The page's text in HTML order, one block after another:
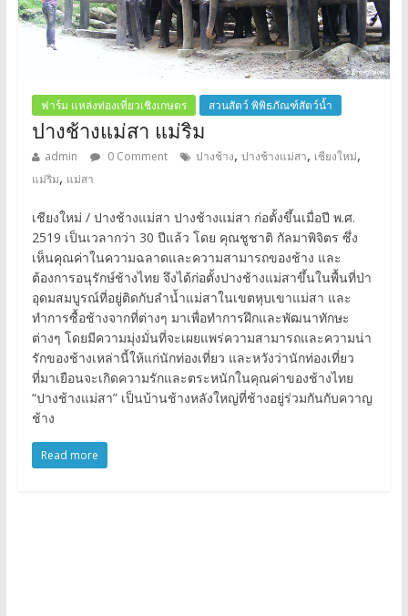
ฟาร์ม แหล่งท่องเที่ยวเชิงเกษตร สวนสัตว์ พิพิธภัณฑ์สัตว์น้ำ
ปางช้างแม่สา แม่ริม
admin 0 Comment ปางช้าง, ปางช้างแม่สา, เชียงใหม่,
แม่ริม, แม่สา
เชียงใหม่ / ปางช้างแม่สา ปางช้างแม่สา ก่อตั้งขึ้นเมื่อปี พ.ศ.
2519 เป็นเวลากว่า 30 ปีแล้ว โดย คุณชูชาติ กัลมาพิจิตร ซึ่ง
เห็นคุณค่าในความฉลาดและความสามารถของช้าง และ
ต้องการอนุรักษ์ช้างไทย จึงได้ก่อตั้งปางช้างแม่สาขึ้นในพื้นที่ป่า
อุดมสมบูรณ์ที่อยู่ติดกับลำน้ำแม่สาในเขตหุบเขาแม่สา และ
ทำการซื้อช้างจากที่ต่างๆ มาเพื่อทำการฝึกและพัฒนาทักษะ
ต่างๆ โดยมีความมุ่งมั่นที่จะเผยแพร่ความสามารถและความน่า
รักของช้างเหล่านี้ให้แก่นักท่องเที่ยว และหวังว่านักท่องเที่ยว
ที่มาเยือนจะเกิดความรักและตระหนักในคุณค่าของช้างไทย
“ปางช้างแม่สา” เป็นบ้านช้างหลังใหญ่ที่ช้างอยู่ร่วมกันกับควาญ
ช้าง
Read more